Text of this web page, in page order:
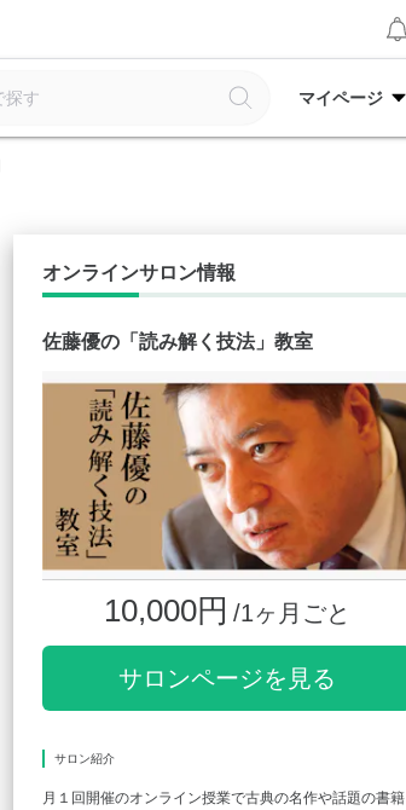
マイページ
オンラインサロン情報
佐藤優の「読み解く技法」教室
10,000円 /1ヶ月ごと
サロンページを見る
サロン紹介
月１回開催のオンライン授業で古典の名作や話題の書籍